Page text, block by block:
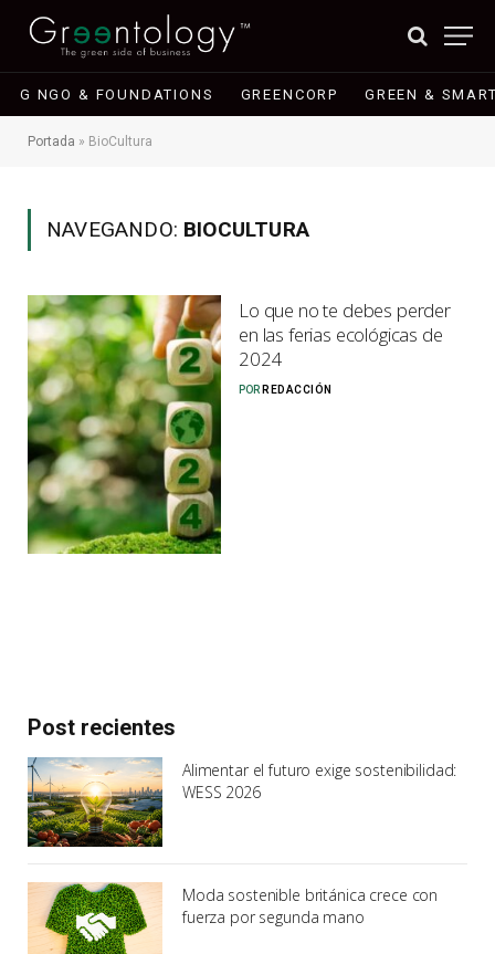
G NGO & FOUNDATIONS GREENCORP GREEN &
Portada » BioCultura
NAVEGANDO: BIOCULTURA
Lo que no te debes perder
en las ferias ecológicas de
2024
POR REDACCIÓN
Post recientes
Alimentar el futuro exige sostenibilidad:
WESS 2026
Moda sostenible británica crece con
fuerza por segunda mano